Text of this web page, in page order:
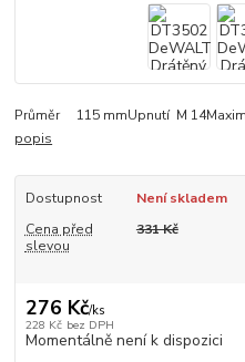
Průměr 115 mmUpnutí M
popis
Dostupnost
Není skladem
Cena před
slevou
331 Kč
276 Kč/ks
228 Kč bez DPH
Momentálně není k dispozici